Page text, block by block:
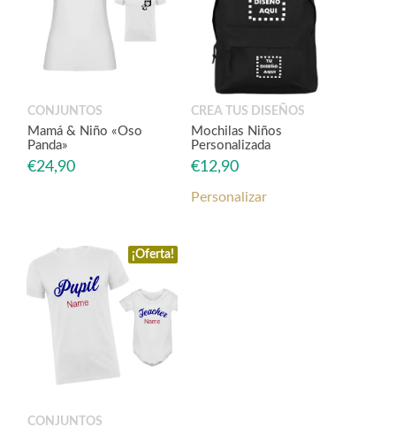
CONJUNTOS
Mamá & Niño «Oso
Panda»
€24,90
CREA TUS DISEÑOS
Mochilas Niños
Personalizada
€12,90
Personalizar
¡Oferta!
CONJUNTOS